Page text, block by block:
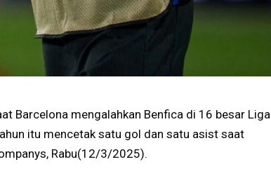
Barcelona mengalahkan Benfica di 16 besar Liga
itu mencetak satu gol dan satu asist saat
Rabu(12/3/2025).